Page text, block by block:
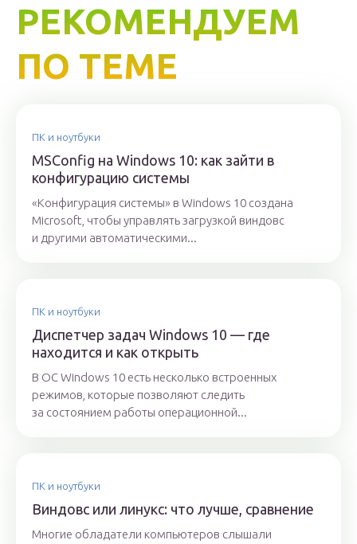
РЕКОМЕНДУЕМ
ПО ТЕМЕ
ПК и ноутбуки
MSConfig на Windows 10: как зайти в
конфигурацию системы
«Конфигурация системы» в Windows 10 создана
Microsoft, чтобы управлять загрузкой виндовс
и другими автоматическими...
ПК и ноутбуки
Диспетчер задач Windows 10 — где
находится и как открыть
В OC Windows 10 есть несколько встроенных
режимов, которые позволяют следить
за состоянием работы операционной...
ПК и ноутбуки
Виндовс или линукс: что лучше, сравнение
Многие обладатели компьютеров слышали